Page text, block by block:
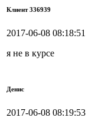
Клиент 336939
2017-06-08 08:18:51
я не в курсе
Денис
2017-06-08 08:19:53